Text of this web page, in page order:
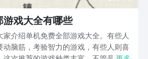
戏大全有哪些
介绍单机免费全部游戏大全。有些人
动脑筋，考验智力的游戏，有些人则喜